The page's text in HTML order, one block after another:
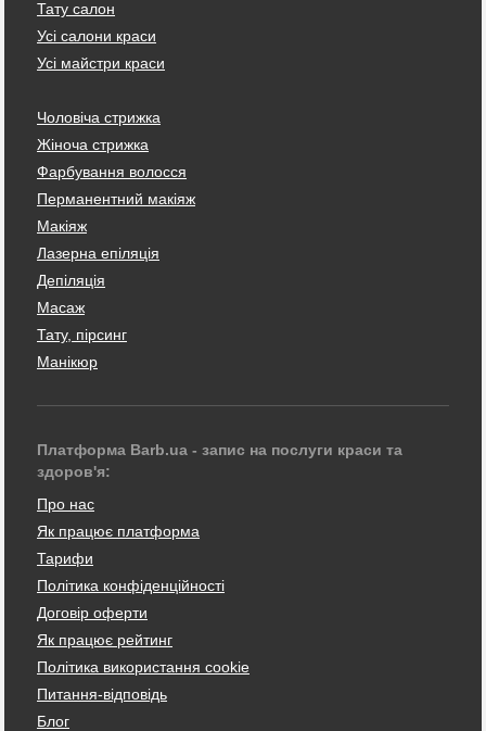
Тату салон
Усі салони краси
Усі майстри краси
Чоловіча стрижка
Жіноча стрижка
Фарбування волосся
Перманентний макіяж
Макіяж
Лазерна епіляція
Депіляція
Масаж
Тату, пірсинг
Манікюр
Платформа Barb.ua - запис на послуги краси та
здоров'я:
Про нас
Як працює платформа
Тарифи
Політика конфіденційності
Договір оферти
Як працює рейтинг
Політика використання cookie
Питання-відповідь
Блог